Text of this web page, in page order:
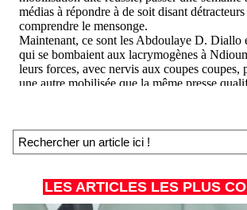
LES ARTICLES LES PLUS